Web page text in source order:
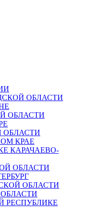
ОБЛАСТИ
ОБЛАСТИ
ОБЛАСТИ
КРАЕ
КАРАЧАЕВО-
ОБЛАСТИ
ОБЛАСТИ
РЕСПУБЛИКЕ